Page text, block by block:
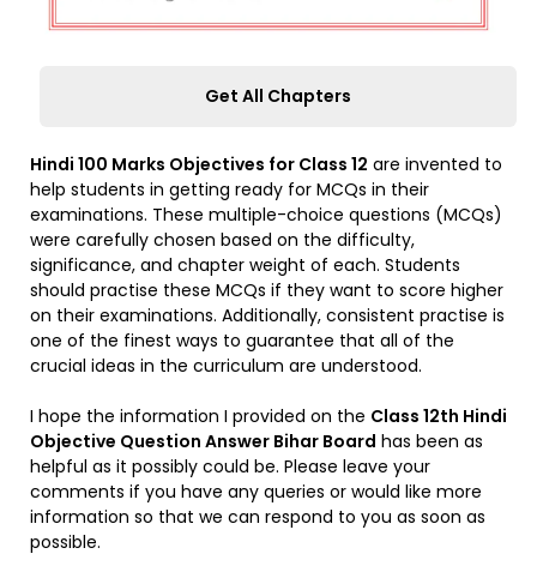
Get All Chapters
Hindi 100 Marks Objectives for Class 12 are invented to
help students in getting ready for MCQs in their
examinations. These multiple-choice questions (MCQs)
were carefully chosen based on the difficulty,
significance, and chapter weight of each. Students
should practise these MCQs if they want to score higher
on their examinations. Additionally, consistent practise is
one of the finest ways to guarantee that all of the
crucial ideas in the curriculum are understood.
I hope the information I provided on the Class 12th Hindi
Objective Question Answer Bihar Board has been as
helpful as it possibly could be. Please leave your
comments if you have any queries or would like more
information so that we can respond to you as soon as
possible.